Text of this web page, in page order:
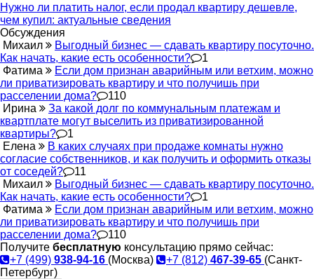
Нужно ли платить налог, если продал квартиру дешевле,
чем купил: актуальные сведения
Обсуждения
Михаил
Выгодный бизнес — сдавать квартиру посуточно.
Как начать, какие есть особенности?
1
Фатима
Если дом признан аварийным или ветхим, можно
ли приватизировать квартиру и что получишь при
расселении дома?
110
Ирина
За какой долг по коммунальным платежам и
квартплате могут выселить из приватизированной
квартиры?
1
Елена
В каких случаях при продаже комнаты нужно
согласие собственников, и как получить и оформить отказы
от соседей?
11
Михаил
Выгодный бизнес — сдавать квартиру посуточно.
Как начать, какие есть особенности?
1
Фатима
Если дом признан аварийным или ветхим, можно
ли приватизировать квартиру и что получишь при
расселении дома?
110
Получите бесплатную консультацию прямо сейчас:
+7 (499) 938-94-16 (Москва) +7 (812) 467-39-65 (Санкт-
Петербург)